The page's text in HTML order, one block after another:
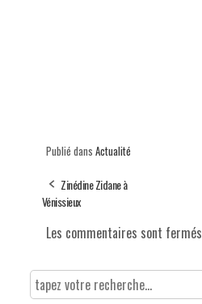
Publié dans Actualité
Zinédine Zidane à
Vénissieux
Les commentaires sont fermés